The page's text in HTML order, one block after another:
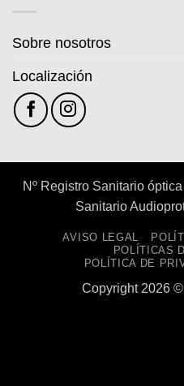
Sobre nosotros
Localización
Nº Registro Sanitario
Sanitario
AVISO LEGAL
POLÍTICAS
POLÍTICA DE
Copyright 2026 ©